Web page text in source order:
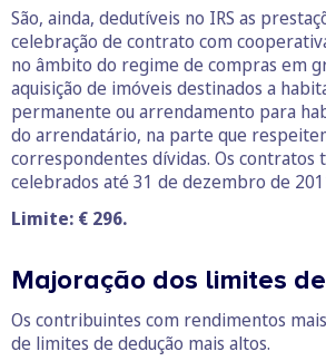
São, ainda, dedutíveis no IRS as
celebração de contrato com
no âmbito do regime de compras em
aquisição de imóveis destinados a
permanente ou arrendamento para
do arrendatário, na parte que
correspondentes dívidas. Os contratos
celebrados até 31 de dezembro de
Limite: € 296.
Majoração dos limites
Os contribuintes com rendimentos
de limites de dedução mais altos.